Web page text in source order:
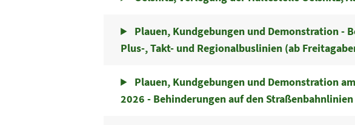
Plauen, Kundgebungen und Demonstration -
Plus-, Takt- und Regionalbuslinien (ab
Plauen, Kundgebungen und Demonstration
2026 - Behinderungen auf den